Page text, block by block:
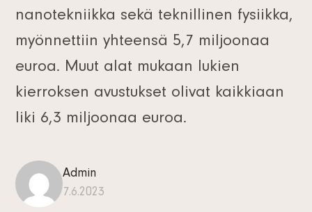
nanotekniikka sekä teknillinen fysiikka,
myönnettiin yhteensä 5,7 miljoonaa
euroa. Muut alat mukaan lukien
kierroksen avustukset olivat kaikkiaan
liki 6,3 miljoonaa euroa.
Admin
7.6.2023